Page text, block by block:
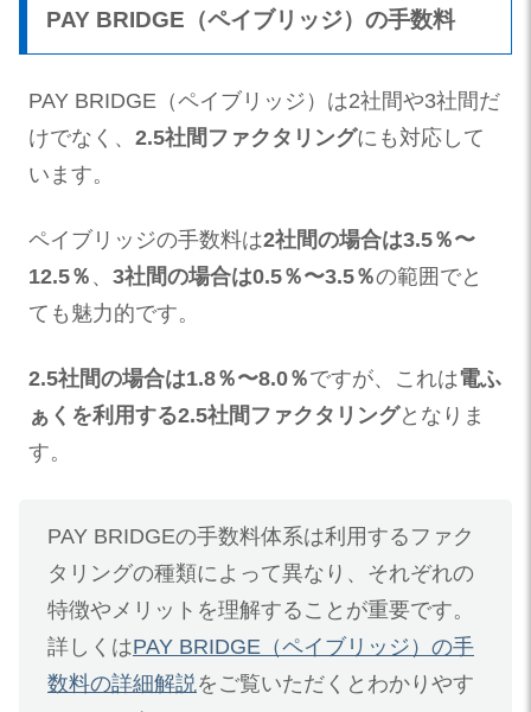
PAY BRIDGE（ペイブリッジ）の手数料
PAY BRIDGE（ペイブリッジ）は2社間や3社間だ
けでなく、 2.5社間ファクタリングにも対応して
います。
ペイブリッジの手数料は2社間の場合は3.5％〜
12.5％ 、 3社間の場合は0.5％〜3.5％の範囲でと
ても魅力的です。
2.5社間の場合は1.8％〜8.0％ですが、これは電ふ
ぁくを利用する2.5社間ファクタリングとなりま
す。
PAY BRIDGEの手数料体系は利用するファク
タリングの種類によって異なり、それぞれの
特徴やメリットを理解することが重要です。
詳しくはPAY BRIDGE（ペイブリッジ）の手
数料の詳細解説 をご覧いただくとわかりやす